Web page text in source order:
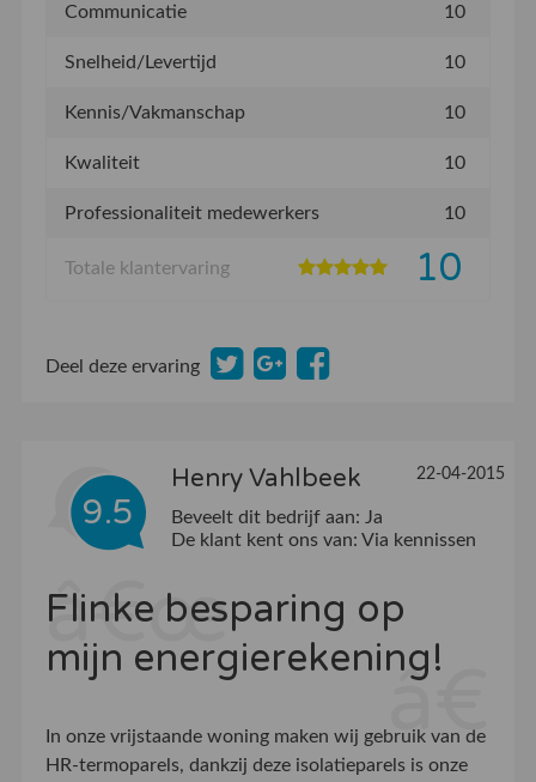
Communicatie 10
Snelheid/Levertijd 10
Kennis/Vakmanschap 10
Kwaliteit 10
Professionaliteit medewerkers 10
Totale klantervaring 10
Deel deze ervaring
9.5
Henry Vahlbeek 22-04-2015
Beveelt dit bedrijf aan: Ja
De klant kent ons van: Via kennissen
Flinke besparing op
mijn energierekening!
In onze vrijstaande woning maken wij gebruik van de
HR-termoparels, dankzij deze isolatieparels is onze